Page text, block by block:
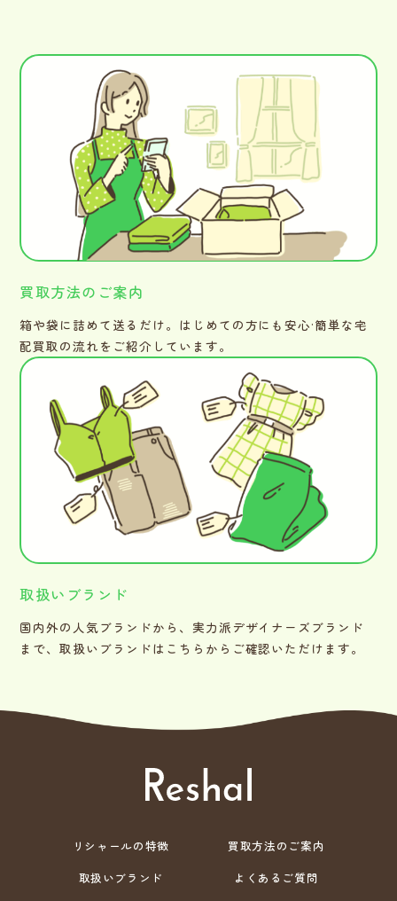
買取方法のご案内
箱や袋に詰めて送るだけ。はじめての方にも安心·簡単な宅
配買取の流れをご紹介しています。
取扱いブランド
国内外の人気ブランドから、実力派デザイナーズブランド
まで、取扱いブランドはこちらからご確認いただけます。
リシャールの特徴
買取方法のご案内
取扱いブランド
よくあるご質問